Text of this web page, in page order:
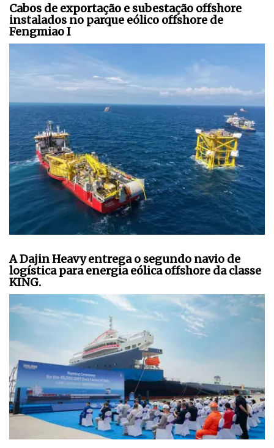
Cabos de exportação e subestação offshore
instalados no parque eólico offshore de
Fengmiao I
A Dajin Heavy entrega o segundo navio de
logística para energia eólica offshore da classe
KING.